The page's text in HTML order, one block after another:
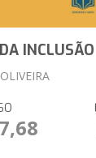
INCLUSÃO